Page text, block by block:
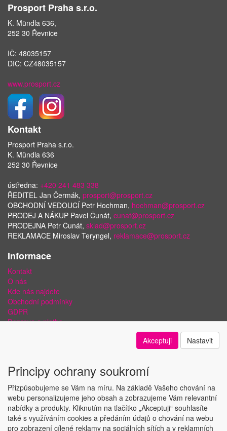
Prosport Praha s.r.o.
K. Mündla 636,
252 30 Řevnice
IČ: 48035157
DIČ: CZ48035157
www.prosport.cz
Kontakt
Prosport Praha s.r.o.
K. Mündla 636
252 30 Řevnice
ústředna: +420 241 483 338
ŘEDITEL Jan Čermák, prosport@prosport.cz
OBCHODNÍ VEDOUCÍ Petr Hochman, hochman@prosport.cz
PRODEJ A NÁKUP Pavel Čunát, cunat@prosport.cz
PRODEJNA Petr Čunát, sklad@prosport.cz
REKLAMACE Miroslav Teryngel, reklamace@prosport.cz
Informace
Kontakt
O nás
Kde nás najdete
Obchodní podmínky
GDPR
Doprava a platba
Copyright © ABRA Software a.s. 2018
Akceptuji Nastavit
Principy ochrany soukromí
Přizpůsobujeme se Vám na míru. Na základě Vašeho chování na
webu personalizujeme jeho obsah a zobrazujeme Vám relevantní
nabídky a produkty. Kliknutím na tlačítko „Akceptuji“ souhlasíte
také s využíváním cookies a předáním údajů o chování na webu
pro zobrazení cílené reklamy na sociálních sítích a v reklamních